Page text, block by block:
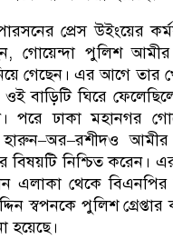
প্রেস উইংয়ের
গোয়েন্দা পুলিশ
গেছেন। এর আগে তার
বাড়িটি ঘিরে
পরে ঢাকা মহানগর
হারুন–অর–রশীদও
বিষয়টি নিশ্চিত করেন।
এলাকা থেকে বিএনপির
স্বপনকে পুলিশ
হয়েছে।